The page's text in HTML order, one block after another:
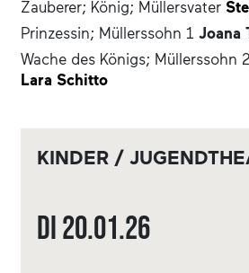
Zauberer; König; Müllersvater
Prinzessin; Müllerssohn 1 Joana
Wache des Königs; Müllerssohn
Lara Schitto
KINDER /
Di20.01.26